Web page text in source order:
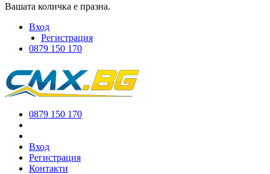
Вашата количка е празна.
Вход
Регистрация
0879 150 170
0879 150 170
Вход
Регистрация
Контакти